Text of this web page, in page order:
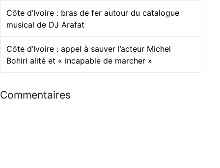
Côte d’Ivoire : bras de fer autour du catalogue
musical de DJ Arafat
Côte d’Ivoire : appel à sauver l’acteur Michel
Bohiri alité et « incapable de marcher »
Commentaires